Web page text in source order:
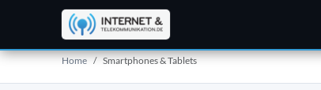
Home Smartphones & Tablets